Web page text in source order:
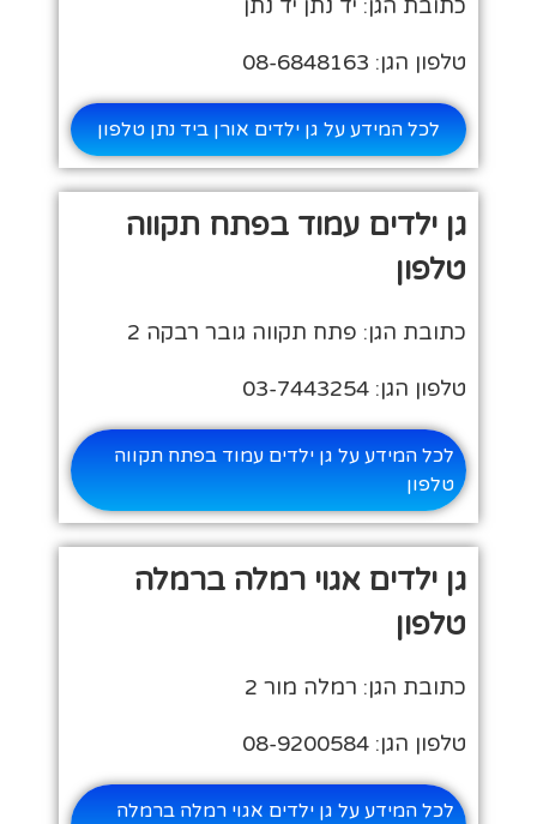
כתובת הגן: יד נתן יד נתן
טלפון הגן: 08-6848163
לכל המידע על גן ילדים אורן ביד נתן טלפון
גן ילדים עמוד בפתח תקווה
טלפון
כתובת הגן: פתח תקווה גובר רבקה 2
טלפון הגן: 03-7443254
לכל המידע על גן ילדים עמוד בפתח תקווה
טלפון
גן ילדים אגוי רמלה ברמלה
טלפון
כתובת הגן: רמלה מור 2
טלפון הגן: 08-9200584
לכל המידע על גן ילדים אגוי רמלה ברמלה